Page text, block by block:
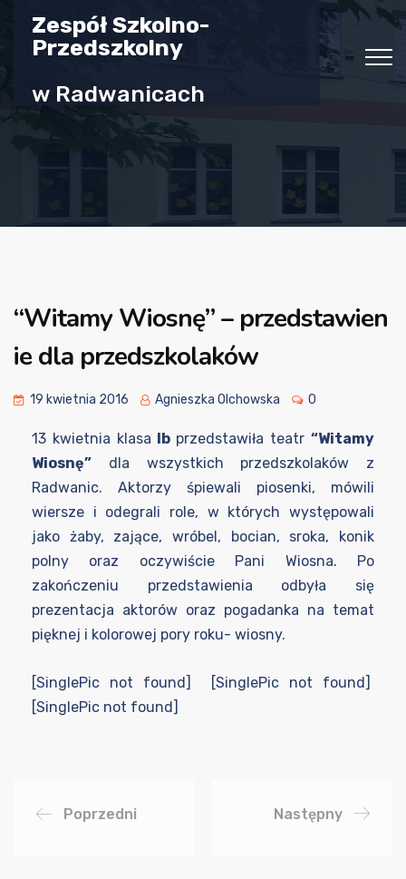
Zespół Szkolno-
Przedszkolny
w Radwanicach
“Witamy Wiosnę” – przedstawien
ie dla przedszkolaków
19 kwietnia 2016 Agnieszka Olchowska 0
13 kwietnia klasa Ibprzedstawiła teatr“Witamy
Wiosnę” dla wszystkich przedszkolaków z
Radwanic. Aktorzy śpiewali piosenki, mówili
wiersze i odegrali role, w których występowali
jako żaby, zające, wróbel, bocian, sroka, konik
polny oraz oczywiście Pani Wiosna. Po
zakończeniu przedstawienia odbyła się
prezentacja aktorów oraz pogadanka na temat
pięknej i kolorowej pory roku- wiosny.
[SinglePic not found] [SinglePic not found]
[SinglePic not found]
Poprzedni Następny